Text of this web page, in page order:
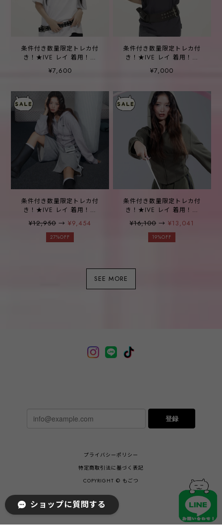
条件付き数量限定トレカ付
き！★IVE レイ 着用！！
【OPENING PROJECT】
Identity T Shirt -2color
¥7,600
条件付き数量限定トレカ付
き！★IVE レイ 着用！！
【OPENING PROJECT】
Identity T Shirt -2color
¥7,000
条件付き数量限定トレカ付
き！★IVE レイ 着用！！
Ribbon Tape Bermuda
Shorts - Melange Grey
¥12,950 →¥9,454
27%OFF
条件付き数量限定トレカ付
き！★IVE レイ 着用！！
Corset Hood Zip-Khaki
¥16,100→¥13,041
19%OFF
SEE MORE
登録
プライバシーポリシー
特定商取引法に基づく表記
COPYRIGHT © もごつ
ショップに質問する